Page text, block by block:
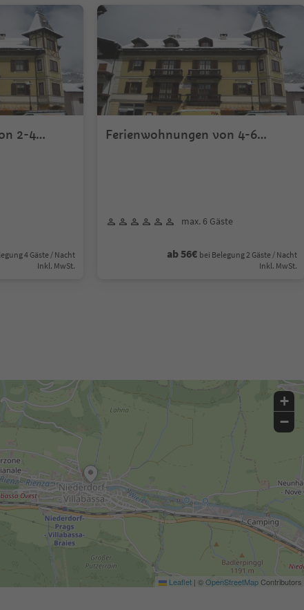
2-4
4 Gäste / Nacht
Inkl. MwSt.
Ferienwohnungen von 4-6
max. 6 Gäste
ab 56€ bei Belegung 2 Gäste / Nacht
Inkl. MwSt.
+
−
Leaflet | ©OpenStreetMapContributors